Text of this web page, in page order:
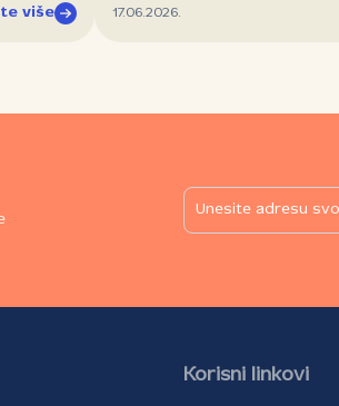
više 17.06.2026.
Korisni linkovi